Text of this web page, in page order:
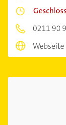
0211 90
Webseite